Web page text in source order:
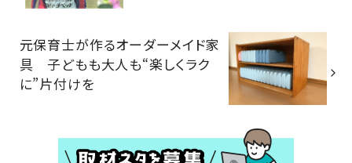
元保育士が作るオーダーメイド家
具 子どもも大人も“楽しくラク
に”片付けを